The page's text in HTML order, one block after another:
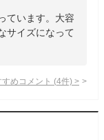
ています。大容
サイズになって
めコメント (4件) >